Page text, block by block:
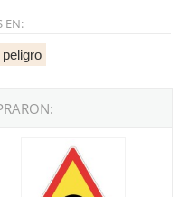
EN: